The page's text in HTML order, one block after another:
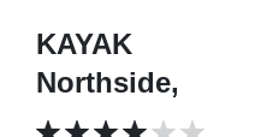
KAYAK
Northside,